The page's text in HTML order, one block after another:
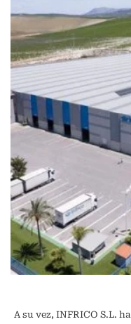
A su vez, INFRICO S.L.